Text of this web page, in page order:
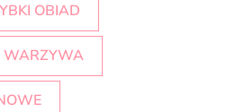
OBIAD
WARZYWA